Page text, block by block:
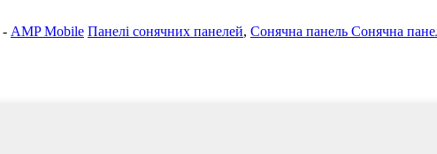
- AMP Mobile Панелі сонячних панелей, Сонячна панель Сонячна